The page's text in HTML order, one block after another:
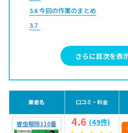
3.6今回の作業のまとめ
3.7
6
施工のこだわり：齧っても
グ」
さらに目次を表
業者名 口コミ・料金
害虫駆除110番 4.6 (49件)